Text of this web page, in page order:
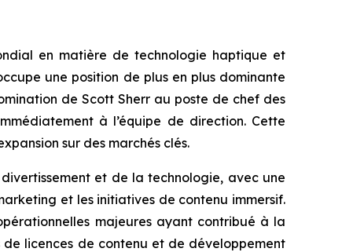
en matière de technologie haptique et
une position de plus en plus dominante
de Scott Sherr au poste de chef des
à l’équipe de direction. Cette
sur des marchés clés.
et de la technologie, avec une
et les initiatives de contenu immersif.
majeures ayant contribué à la
licences de contenu et de développement